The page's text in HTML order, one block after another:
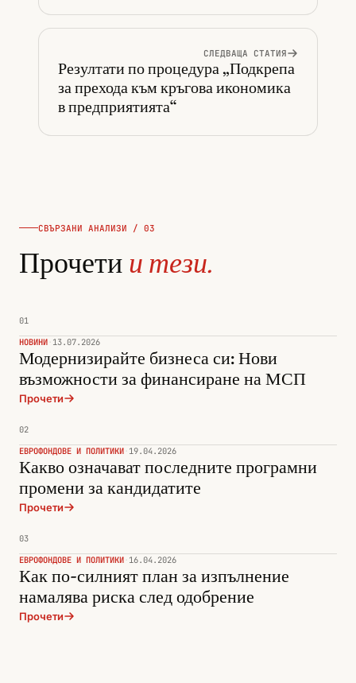
СЛЕДВАЩА СТАТИЯ
Резултати по процедура „Подкрепа
за прехода към кръгова икономика
в предприятията“
СВЪРЗАНИ АНАЛИЗИ / 03
Прочети и тези.
01
НОВИНИ · 13.07.2026
Модернизирайте бизнеса си: Нови
възможности за финансиране на МСП
Прочети
02
ЕВРОФОНДОВЕ И ПОЛИТИКИ · 19.04.2026
Какво означават последните програмни
промени за кандидатите
Прочети
03
ЕВРОФОНДОВЕ И ПОЛИТИКИ · 16.04.2026
Как по-силният план за изпълнение
намалява риска след одобрение
Прочети